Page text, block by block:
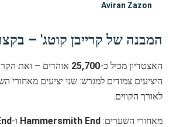
Aviran Zazon
המבנה של קרייבן קוטג' –
האצטדיון מכיל כ-25,700 אוהדים – ואת
היציעים צמודים למגרש: שני יציעים מאחורי
לאורך הקווים.
מאחורי השערים: Hammersmith End ו-